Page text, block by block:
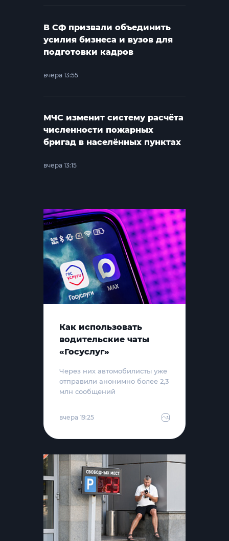
В СФ призвали объединить
усилия бизнеса и вузов для
подготовки кадров
вчера 13:55
МЧС изменит систему расчёта
численности пожарных
бригад в населённых пунктах
вчера 13:15
Как использовать
водительские чаты
«Госуслуг»
Через них автомобилисты уже
отправили анонимно более 2,3
млн сообщений
вчера 19:25